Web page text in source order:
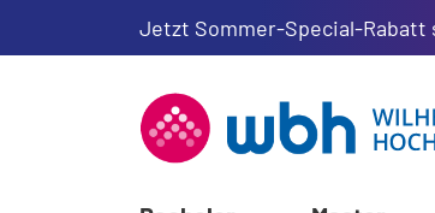
Jetzt Sommer-Special-Rabatt